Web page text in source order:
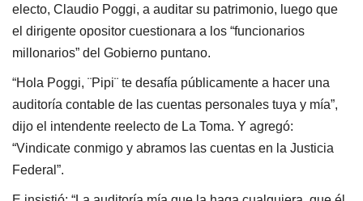
electo, Claudio Poggi, a auditar su patrimonio, luego que
el dirigente opositor cuestionara a los “funcionarios
millonarios” del Gobierno puntano.
“Hola Poggi, ¨Pipi¨ te desafía públicamente a hacer una
auditoría contable de las cuentas personales tuya y mía”,
dijo el intendente reelecto de La Toma. Y agregó:
“Vindicate conmigo y abramos las cuentas en la Justicia
Federal”.